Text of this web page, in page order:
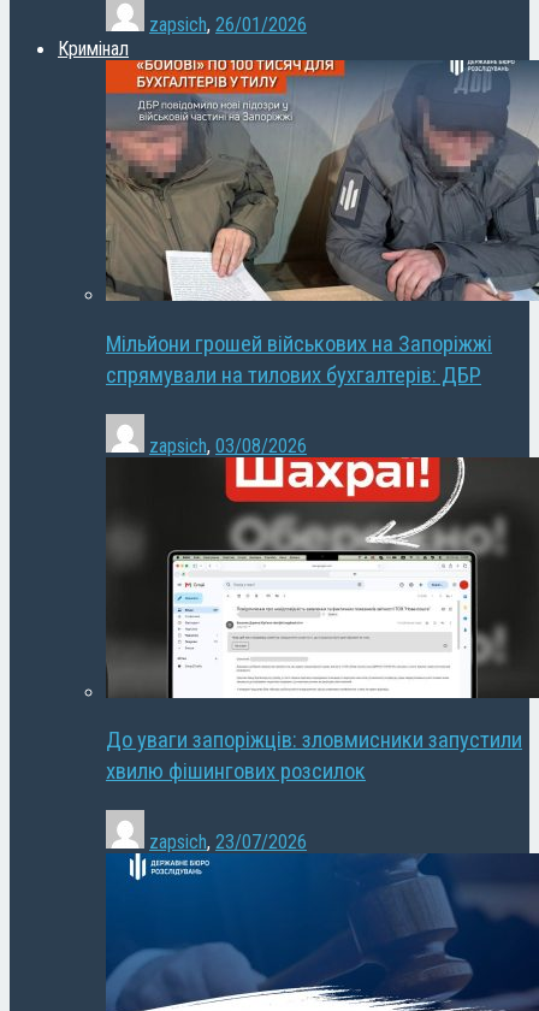
zapsich, 26/01/2026
Кримінал
Мільйони грошей військових на Запоріжжі
спрямували на тилових бухгалтерів: ДБР
zapsich, 03/08/2026
До уваги запоріжців: зловмисники запустили
хвилю фішингових розсилок
zapsich, 23/07/2026